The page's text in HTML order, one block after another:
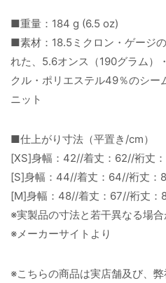
■重量：184 g (6.5 oz)
■素材：18.5ミクロン・ゲージ
れた、5.6オンス（190グラム）
クル・ポリエステル49％のシー
ニット
■仕上がり寸法（平置き/cm）
[XS]身幅：42//着丈：62//裄丈
[S]身幅：44//着丈：64//裄丈：
[M]身幅：48//着丈：67//裄丈：
※実製品の寸法と若干異なる場合
※メーカーサイトより
※こちらの商品は実店舗及び、